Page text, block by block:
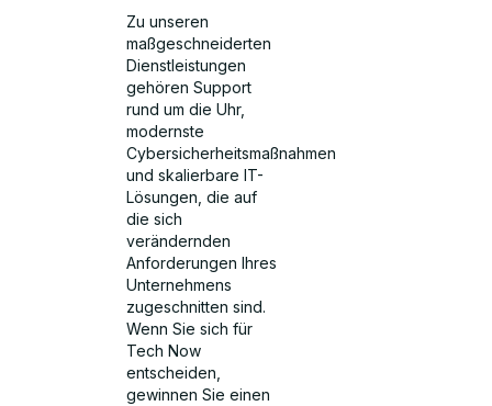
Zu unseren
maßgeschneiderten
Dienstleistungen
gehören Support
rund um die Uhr,
modernste
Cybersicherheitsmaßnahmen
und skalierbare IT-
Lösungen, die auf
die sich
verändernden
Anforderungen Ihres
Unternehmens
zugeschnitten sind.
Wenn Sie sich für
Tech Now
entscheiden,
gewinnen Sie einen